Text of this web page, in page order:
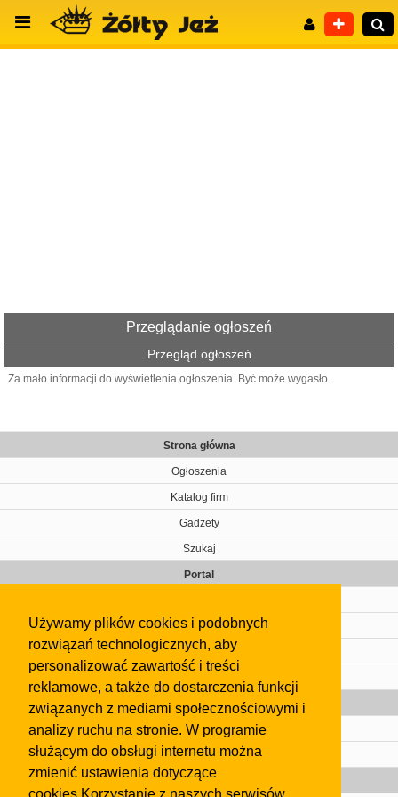
Używamy plików cookies i podobnych
rozwiązań technologicznych, aby
personalizować zawartość i treści
reklamowe, a także do dostarczenia funkcji
związanych z mediami społecznościowymi i
analizy ruchu na stronie. W programie
służącym do obsługi internetu można
zmienić ustawienia dotyczące
Przeglądanie ogłoszeń
Przegląd ogłoszeń
Za mało informacji do wyświetlenia ogłoszenia. Być może wygasło.
Strona główna
Ogłoszenia
Katalog firm
Gadżety
Szukaj
Portal
Kontakt
Regulamin
Gazeta
Olkusz
Kontakt
Strefa dla biznesu